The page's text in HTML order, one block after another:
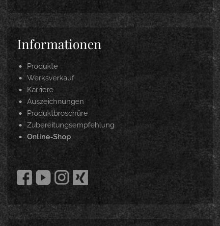
Informationen
Produkte
Werksverkauf
Karriere
Auszeichnungen
Produktbroschüre
Zubereitungsempfehlung
Online-Shop